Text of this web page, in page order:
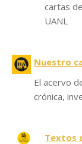
cartas
UANL
Nuestro
El acervo
crónica,
Textos